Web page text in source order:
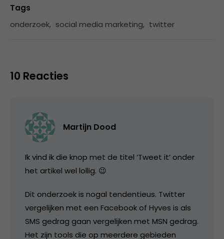
Tags
onderzoek, social media marketing, twitter
10 Reacties
Martijn Dood
Ik vind ik die knop met de titel ‘Tweet it’ onder
het artikel wel lollig. 😉
Dit onderzoek is nogal tendentieus. Twitter
vergelijken met een Facebook of Hyves is als
SMS gedrag gaan vergelijken met MSN gedrag.
Het zijn tools die op meerdere gebieden